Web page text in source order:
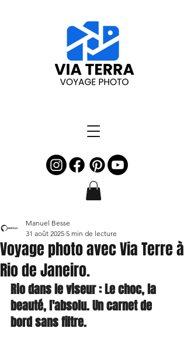
Voyage photo avec Via Terre à
Rio de Janeiro.
Manuel Besse
31 août 2025 5 min de lecture
Rio dans le viseur : Le choc, la
beauté, l'absolu. Un carnet de
bord sans filtre.